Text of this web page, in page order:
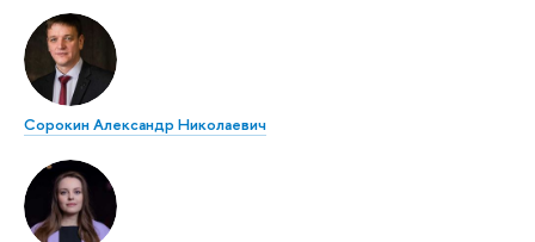
Сорокин Александр Николаевич